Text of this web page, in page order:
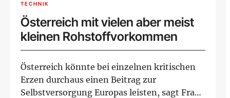
TECHNIK
Österreich mit vielen aber meist
kleinen Rohstoffvorkommen
Österreich könnte bei einzelnen kritischen
Erzen durchaus einen Beitrag zur
Selbstversorgung Europas leisten, sagt Frank